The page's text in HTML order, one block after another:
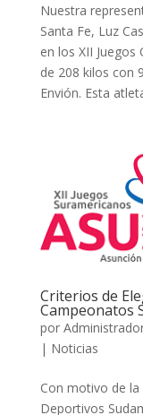
Nuestra
Santa Fe, Luz
en los XII
de 208 kilos con
Envión. Esta
Criterios de
Campeonatos
por
| Noticias
Con motivo de
Deportivos